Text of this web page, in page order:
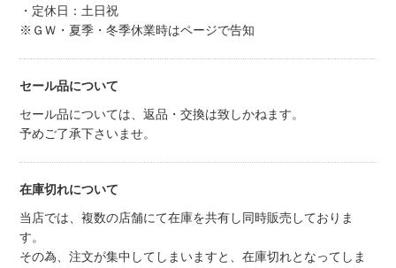
・定休日：土日祝
※ＧＷ・夏季・冬季休業時はページで告知
セール品について
セール品については、返品・交換は致しかねます。
予めご了承下さいませ。
在庫切れについて
当店では、複数の店舗にて在庫を共有し同時販売しておりま
す。
その為、注文が集中してしまいますと、在庫切れとなってしま